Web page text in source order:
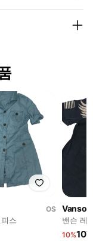
OS
스
밴슨 레
팔티
10%